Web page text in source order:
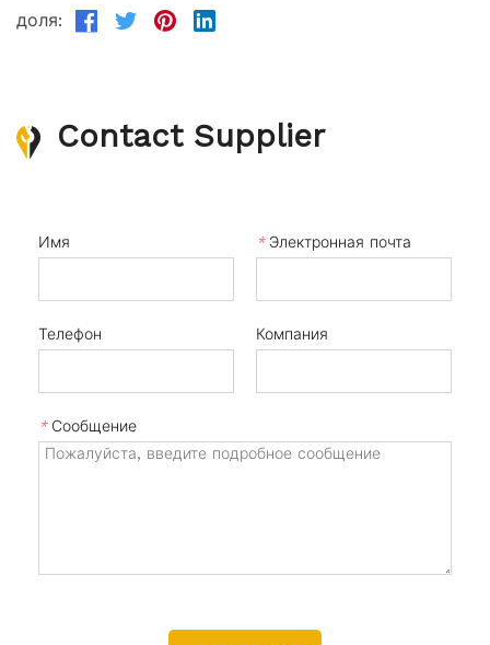
доля:
Contact Supplier
Имя * Электронная почта
Телефон Компания
* Сообщение